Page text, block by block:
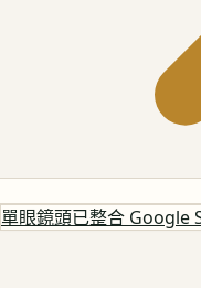
單眼鏡頭已整合 Google